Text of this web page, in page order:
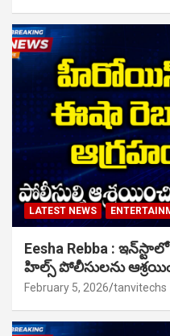
LATEST NEWS
Eesha Rebba :
హిల్స్ పోలీసులను
February 5, 2026 tanvitechs